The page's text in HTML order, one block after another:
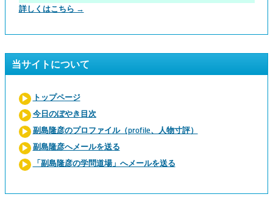
詳しくはこちら →
当サイトについて
トップページ
今日のぼやき目次
副島隆彦のプロファイル（profile、人物寸評）
副島隆彦へメールを送る
「副島隆彦の学問道場」へメールを送る